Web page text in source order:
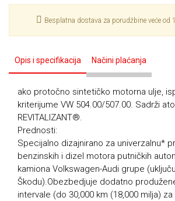
Besplatna dostava za porudžbine veće od
Opis i specifikacija Načini plaćanja
ako protočno sintetičko motorna ulje,
kriterijume VW 504.00/507.00. Sadrži
REVITALIZANT®.
Prednosti:
Specijalno dizajnirano za univerzalnu*
benzinskih i dizel motora putničkih
kamiona Volkswagen-Audi grupe
Škodu).Obezbedjuje dodatno
intervale (do 30,000 km (18,000 milja)